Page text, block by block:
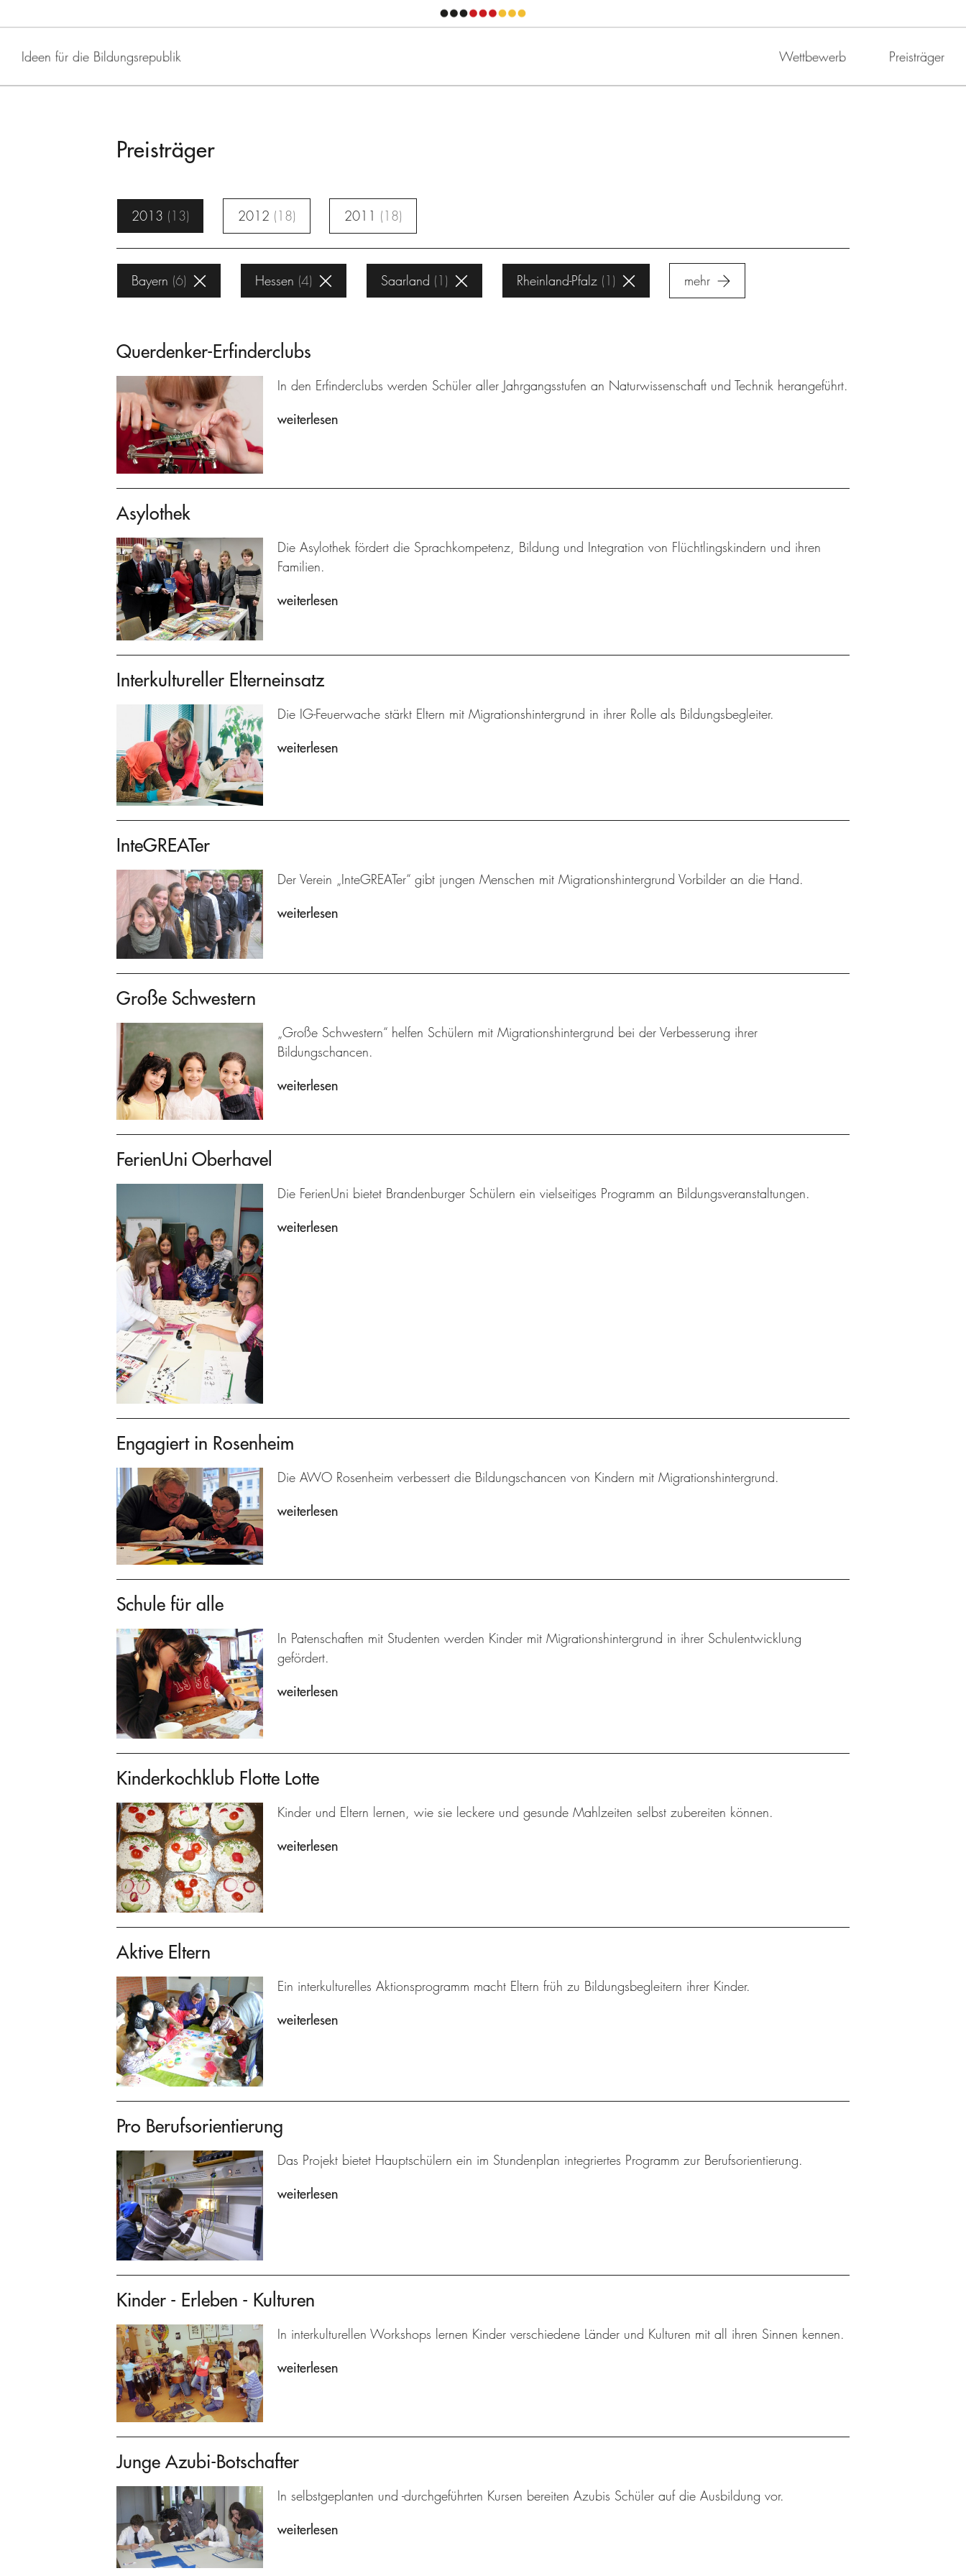
Ideen für die Bildungsrepublik Wettbewerb Preisträger
Preisträger
2013 13 2012 18 2011 18
Bayern 6 Hessen 4 Saarland 1 Rheinland-Pfalz 1 mehr
Querdenker-Erfinderclubs
In den Erfinderclubs werden Schüler aller Jahrgangsstufen an Naturwissenschaft und Technik herangeführt.
weiterlesen
Asylothek
Die Asylothek fördert die Sprachkompetenz, Bildung und Integration von Flüchtlingskindern und ihren
Familien.
weiterlesen
Interkultureller Elterneinsatz
Die IG-Feuerwache stärkt Eltern mit Migrationshintergrund in ihrer Rolle als Bildungsbegleiter.
weiterlesen
InteGREATer
Der Verein „InteGREATer“ gibt jungen Menschen mit Migrationshintergrund Vorbilder an die Hand.
weiterlesen
Große Schwestern
„Große Schwestern“ helfen Schülern mit Migrationshintergrund bei der Verbesserung ihrer
Bildungschancen.
weiterlesen
FerienUni Oberhavel
Die FerienUni bietet Brandenburger Schülern ein vielseitiges Programm an Bildungsveranstaltungen.
weiterlesen
Engagiert in Rosenheim
Die AWO Rosenheim verbessert die Bildungschancen von Kindern mit Migrationshintergrund.
weiterlesen
Schule für alle
In Patenschaften mit Studenten werden Kinder mit Migrationshintergrund in ihrer Schulentwicklung
gefördert.
weiterlesen
Kinderkochklub Flotte Lotte
Kinder und Eltern lernen, wie sie leckere und gesunde Mahlzeiten selbst zubereiten können.
weiterlesen
Aktive Eltern
Ein interkulturelles Aktionsprogramm macht Eltern früh zu Bildungsbegleitern ihrer Kinder.
weiterlesen
Pro Berufsorientierung
Das Projekt bietet Hauptschülern ein im Stundenplan integriertes Programm zur Berufsorientierung.
weiterlesen
Kinder - Erleben - Kulturen
In interkulturellen Workshops lernen Kinder verschiedene Länder und Kulturen mit all ihren Sinnen kennen.
weiterlesen
Junge Azubi-Botschafter
In selbstgeplanten und -durchgeführten Kursen bereiten Azubis Schüler auf die Ausbildung vor.
weiterlesen